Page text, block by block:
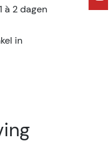
à 2 dagen
in